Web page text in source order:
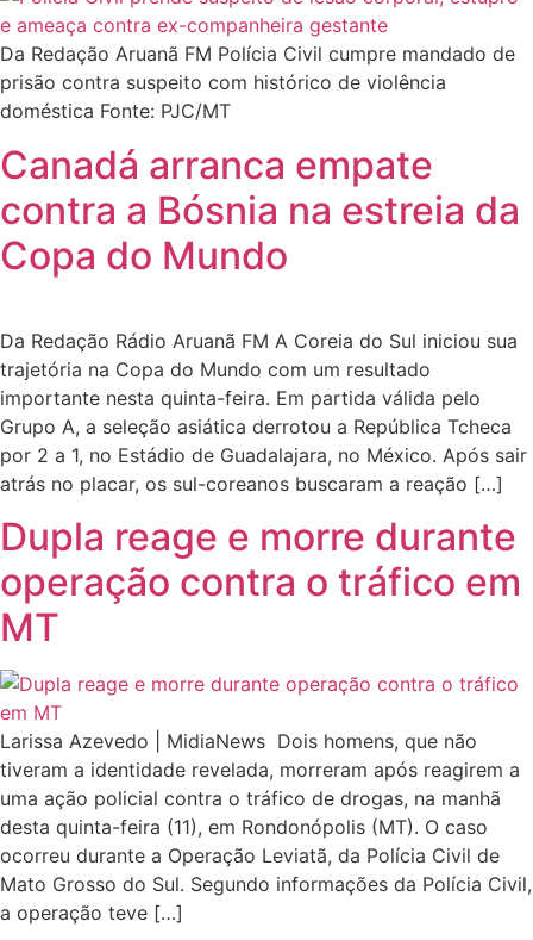
Da Redação Aruanã FM Polícia Civil cumpre mandado de
prisão contra suspeito com histórico de violência
doméstica Fonte: PJC/MT
Canadá arranca empate
contra a Bósnia na estreia da
Copa do Mundo
Da Redação Rádio Aruanã FM A Coreia do Sul iniciou sua
trajetória na Copa do Mundo com um resultado
importante nesta quinta-feira. Em partida válida pelo
Grupo A, a seleção asiática derrotou a República Tcheca
por 2 a 1, no Estádio de Guadalajara, no México. Após sair
atrás no placar, os sul-coreanos buscaram a reação […]
Dupla reage e morre durante
operação contra o tráfico em
MT
Larissa Azevedo | MidiaNews Dois homens, que não
tiveram a identidade revelada, morreram após reagirem a
uma ação policial contra o tráfico de drogas, na manhã
desta quinta-feira (11), em Rondonópolis (MT). O caso
ocorreu durante a Operação Leviatã, da Polícia Civil de
Mato Grosso do Sul. Segundo informações da Polícia Civil,
a operação teve […]